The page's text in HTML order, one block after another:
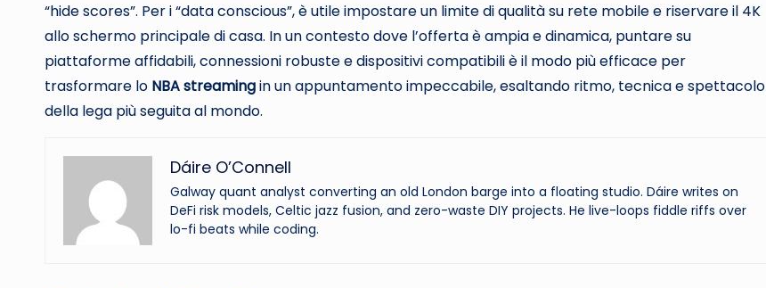
“hide scores”. Per i “data conscious”, è utile impostare un limite di qualità su rete mobile e riservare il 4K
allo schermo principale di casa. In un contesto dove l’offerta è ampia e dinamica, puntare su
piattaforme affidabili, connessioni robuste e dispositivi compatibili è il modo più efficace per
trasformare lo NBA streamingin un appuntamento impeccabile, esaltando ritmo, tecnica e spettacolo
della lega più seguita al mondo.
Dáire O’Connell
Galway quant analyst converting an old London barge into a floating studio. Dáire writes on
DeFi risk models, Celtic jazz fusion, and zero-waste DIY projects. He live-loops fiddle riffs over
lo-fi beats while coding.